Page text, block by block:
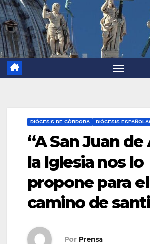
DIÓCESIS DE CÓRDOBA DIÓCESIS
“A San Juan de
la Iglesia nos lo
propone para el
camino de
Por Prensa